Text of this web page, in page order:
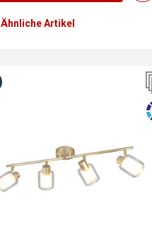
Ähnliche Artikel